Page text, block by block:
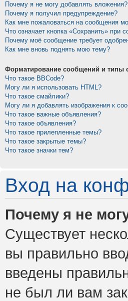
Почему я не могу добавлять вложения?
Почему я получил предупреждение?
Как мне пожаловаться на сообщения
Что означает кнопка «Сохранить» при
Почему моё сообщение требует
Как мне вновь поднять мою тему?
Форматирование сообщений и типы
Что такое BBCode?
Могу ли я использовать HTML?
Что такое смайлики?
Могу ли я добавлять изображения к
Что такое важные объявления?
Что такое объявления?
Что такое прилепленные темы?
Что такое закрытые темы?
Что такое значки тем?
Вход на
Почему я не
Существует
вы правильно
введены
не был ли вам